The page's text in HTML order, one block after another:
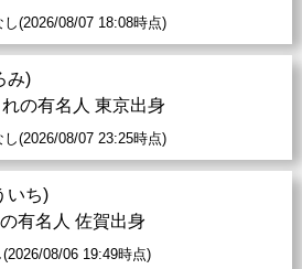
(2026/08/07 18:08時点)
み)
の有名人 東京出身
(2026/08/07 23:25時点)
いち)
有名人 佐賀出身
08/06 19:49時点)